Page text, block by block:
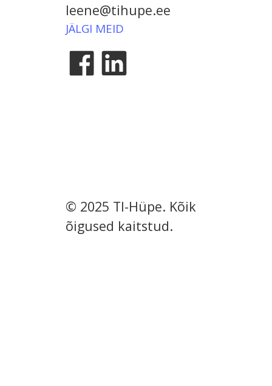
leene@tihupe.ee
JÄLGI MEID
© 2025 TI-Hüpe. Kõik
õigused kaitstud.